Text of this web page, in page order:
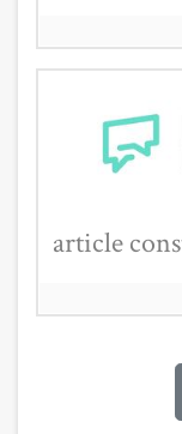
article